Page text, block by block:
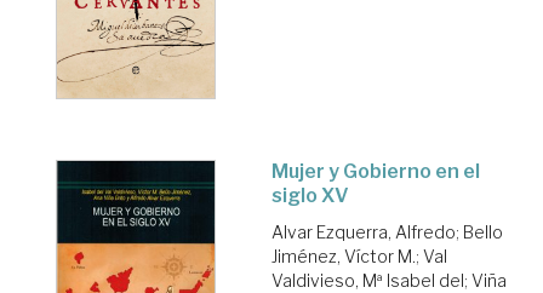
Mujer y Gobierno en el
siglo XV
Alvar Ezquerra, Alfredo; Bello
Jiménez, Víctor M.; Val
Valdivieso, Mª Isabel del; Viña